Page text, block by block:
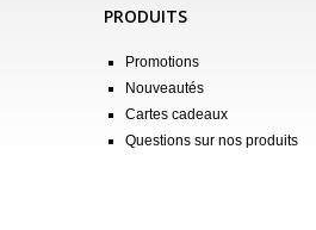
PRODUITS
Promotions
Nouveautés
Cartes cadeaux
Questions sur nos produits